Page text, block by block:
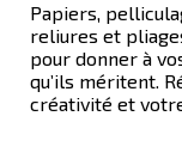
Papiers,
reliures et
pour donner à
qu’ils méritent.
créativité et